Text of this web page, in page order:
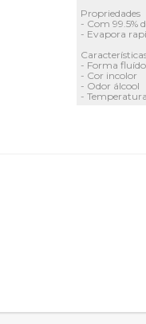
Propriedades
- Com 99.5%
- Evapora
- Forma fluído
- Cor incolor
- Odor álcool
-